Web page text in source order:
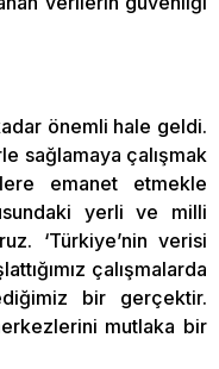
önemli hale geldi.
sağlamaya çalışmak
emanet etmekle
yerli ve milli
‘Türkiye’nin verisi
çalışmalarda
bir gerçektir.
mutlaka bir